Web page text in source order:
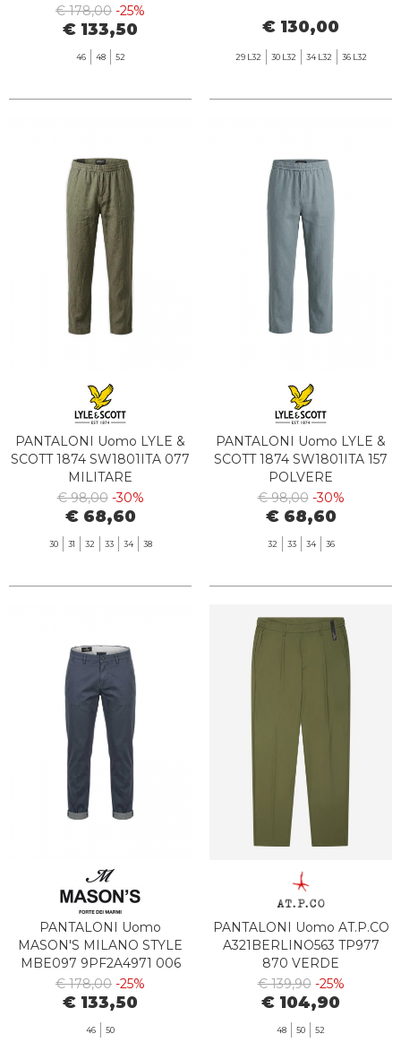
€ 178,00 -25%
€ 133,50
46 48 52
€ 130,00
29 L32 30 L32 34 L32 36 L32
PANTALONI Uomo LYLE &
SCOTT 1874 SW1801ITA 077
MILITARE
€ 98,00 -30%
€ 68,60
30 31 32 33 34 38
PANTALONI Uomo LYLE &
SCOTT 1874 SW1801ITA 157
POLVERE
€ 98,00 -30%
€ 68,60
32 33 34 36
PANTALONI Uomo
MASON'S MILANO STYLE
MBE097 9PF2A4971 006
€ 178,00 -25%
€ 133,50
46 50
PANTALONI Uomo AT.P.CO
A321BERLINO563 TP977
870 VERDE
€ 139,90 -25%
€ 104,90
48 50 52